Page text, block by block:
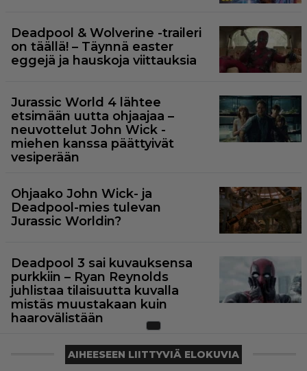
Deadpool & Wolverine -traileri
on täällä! – Täynnä easter
eggejä ja hauskoja viittauksia
Jurassic World 4 lähtee
etsimään uutta ohjaajaa –
neuvottelut John Wick -
miehen kanssa päättyivät
vesiperään
Ohjaako John Wick- ja
Deadpool-mies tulevan
Jurassic Worldin?
Deadpool 3 sai kuvauksensa
purkkiin – Ryan Reynolds
juhlistaa tilaisuutta kuvalla
mistäs muustakaan kuin
haarovälistään
AIHEESEEN LIITTYVIÄ ELOKUVIA